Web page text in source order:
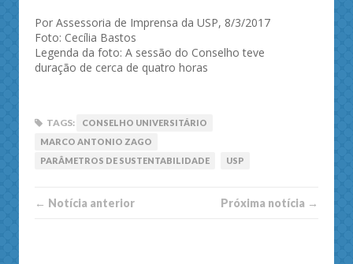
Por Assessoria de Imprensa da USP, 8/3/2017
Foto: Cecília Bastos
Legenda da foto: A sessão do Conselho teve
duração de cerca de quatro horas
TAGS:
CONSELHO UNIVERSITÁRIO
MARCO ANTONIO ZAGO
PARÂMETROS DE SUSTENTABILIDADE
USP
← Notí­cia anterior Próxima notí­­cia →